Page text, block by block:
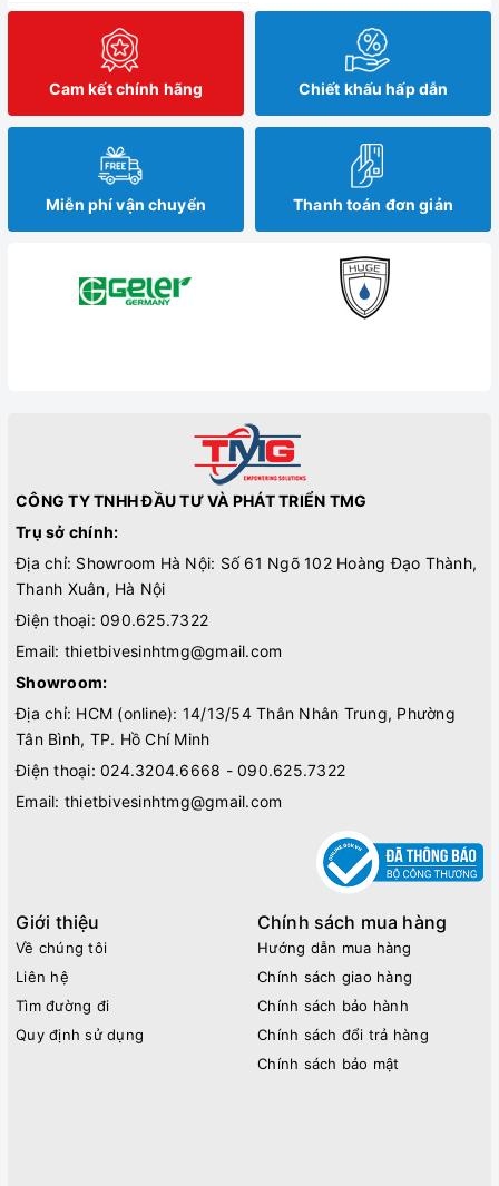
Cam kết chính hãng Chiết khấu hấp dẫn
Miễn phí vận chuyển Thanh toán đơn giản
CÔNG TY TNHH ĐẦU TƯ VÀ PHÁT TRIỂN TMG
Trụ sở chính:
Địa chỉ: Showroom Hà Nội: Số 61 Ngõ 102 Hoàng Đạo Thành,
Thanh Xuân, Hà Nội
Điện thoại: 090.625.7322
Email: thietbivesinhtmg@gmail.com
Showroom:
Địa chỉ: HCM (online): 14/13/54 Thân Nhân Trung, Phường
Tân Bình, TP. Hồ Chí Minh
Điện thoại: 024.3204.6668 - 090.625.7322
Email: thietbivesinhtmg@gmail.com
Giới thiệu
Về chúng tôi
Liên hệ
Tìm đường đi
Quy định sử dụng
Chính sách mua hàng
Hướng dẫn mua hàng
Chính sách giao hàng
Chính sách bảo hành
Chính sách đổi trả hàng
Chính sách bảo mật